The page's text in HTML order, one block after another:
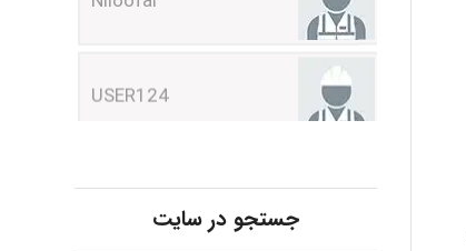
USER124
malekf
abolfazlkoshehe
جستجو در سایت